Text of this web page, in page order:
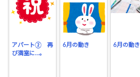
アパート② 再
び満室に…。
6月の動き 6月の動き